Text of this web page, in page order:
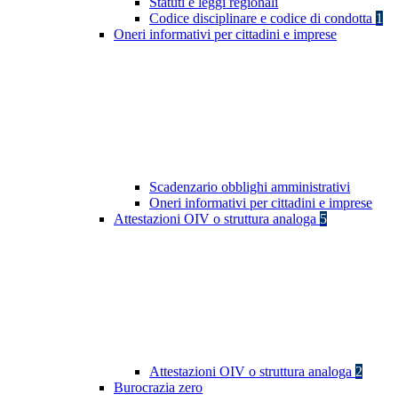
Codice disciplinare e codice di condotta 1
Oneri informativi per cittadini e imprese
Scadenzario obblighi amministrativi
Oneri informativi per cittadini e imprese
Attestazioni OIV o struttura analoga 5
Attestazioni OIV o struttura analoga 2
Burocrazia zero